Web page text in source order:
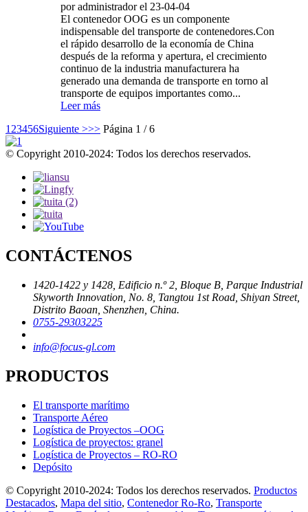
por administrador el 23-04-04
El contenedor OOG es un componente
indispensable del transporte de contenedores.Con
el rápido desarrollo de la economía de China
después de la reforma y apertura, el crecimiento
continuo de la industria manufacturera ha
generado una demanda de transporte en torno al
transporte de equipos importantes como...
Leer más
1 23456Siguiente >>> Página 1 / 6
© Copyright 2010-2024: Todos los derechos reservados.
CONTÁCTENOS
1420-1422 y 1428, Edificio n.º 2, Bloque B, Parque Industrial
Skyworth Innovation, No. 8, Tangtou 1st Road, Shiyan Street,
Distrito Baoan, Shenzhen, China.
0755-29303225
info@focus-gl.com
PRODUCTOS
El transporte marítimo
Transporte Aéreo
Logística de Proyectos –OOG
Logística de proyectos: granel
Logística de Proyectos – RO-RO
Depósito
© Copyright 2010-2024: Todos los derechos reservados. Productos
Destacados, Mapa del sitio, Contenedor Ro-Ro, Transporte